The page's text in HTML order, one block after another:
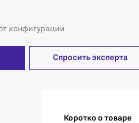
конфигурации
Спросить эксперта
Коротко о товаре